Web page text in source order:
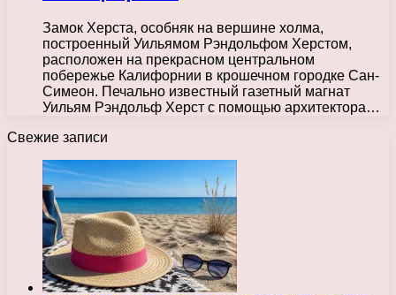
Замок Херста, особняк на вершине холма,
построенный Уильямом Рэндольфом Херстом,
расположен на прекрасном центральном
побережье Калифорнии в крошечном городке Сан-
Симеон. Печально известный газетный магнат
Уильям Рэндольф Херст с помощью архитектора…
Свежие записи